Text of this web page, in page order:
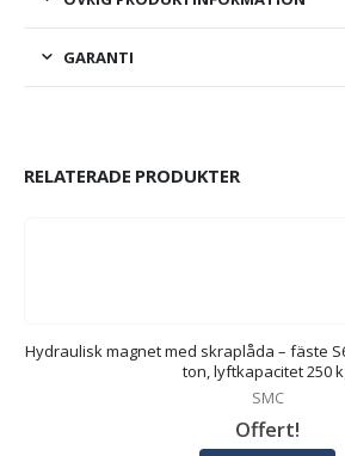
GARANTI
RELATERADE PRODUKTER
Hydraulisk magnet med skraplåda – fäste
ton, lyftkapacitet 250
SMC
Offert!